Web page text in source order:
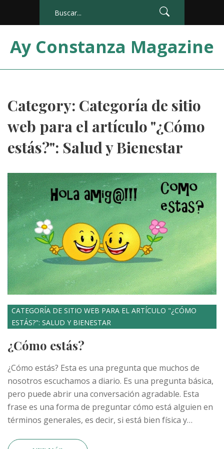
Ay Constanza Magazine
Category: Categoría de sitio
web para el artículo "¿Cómo
estás?": Salud y Bienestar
CATEGORÍA DE SITIO WEB PARA EL ARTÍCULO "¿CÓMO
ESTÁS?": SALUD Y BIENESTAR
¿Cómo estás?
¿Cómo estás? Esta es una pregunta que muchos de
nosotros escuchamos a diario. Es una pregunta básica,
pero puede abrir una conversación agradable. Esta
frase es una forma de preguntar cómo está alguien en
términos generales, es decir, si está bien física y
suene simple, puede decir mucho sobre la persona, si